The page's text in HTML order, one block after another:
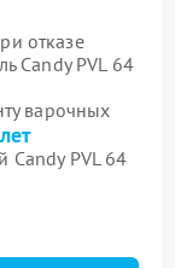
отказе
Candy PVL 64
варочных
PVL 64